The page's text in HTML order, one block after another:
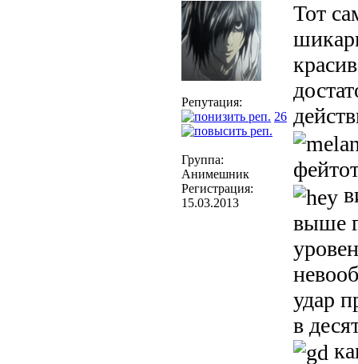
Репутация:
26
Группа:
Анимешник
Регистрация:
15.03.2013
Тот
выше
удар
в